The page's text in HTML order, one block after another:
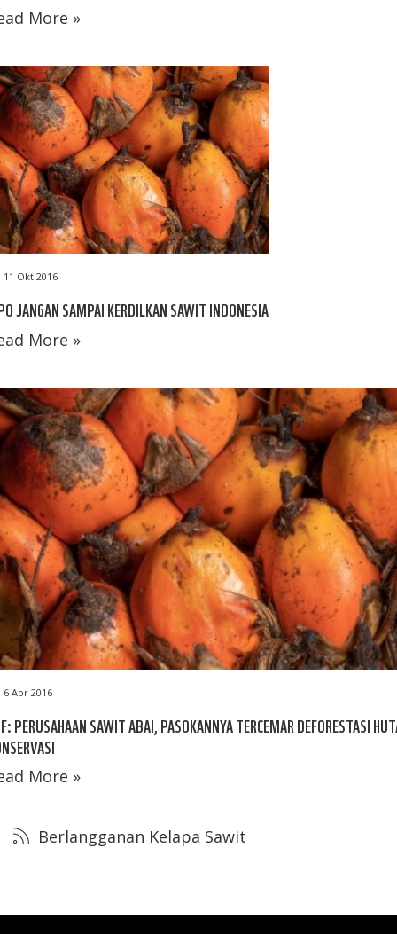
More »
11 Okt 2016
JANGAN SAMPAI KERDILKAN SAWIT INDONESIA
More »
6 Apr 2016
PERUSAHAAN SAWIT ABAI, PASOKANNYA TERCEMAR DEFORESTASI
More »
Berlangganan Kelapa Sawit